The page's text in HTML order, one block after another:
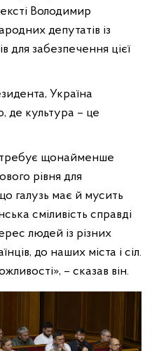
Володимир
депутатів із
для забезпечення цієї
Україна
де культура – це
щонайменше
рівня для
галузь має й мусить
сміливість справді
людей із різних
до наших міста і сіл.
– сказав він.